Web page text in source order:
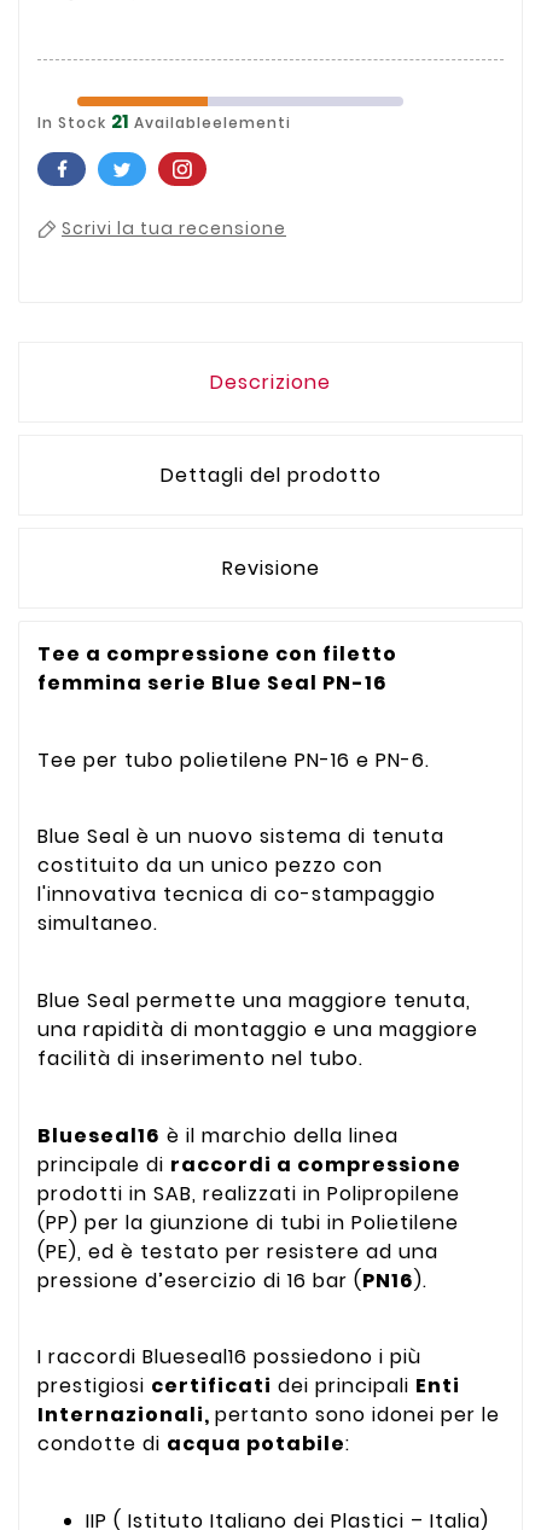
In Stock 21 Availableelementi
Scrivi la tua recensione
Descrizione
Dettagli del prodotto
Revisione
Tee a compressione con filetto
femmina serie Blue Seal PN-16
Tee per tubo polietilene PN-16 e PN-6.
Blue Seal è un nuovo sistema di tenuta
costituito da un unico pezzo con
l'innovativa tecnica di co-stampaggio
simultaneo.
Blue Seal permette una maggiore tenuta,
una rapidità di montaggio e una maggiore
facilità di inserimento nel tubo.
Blueseal16 è il marchio della linea
principale di raccordi a compressione
prodotti in SAB, realizzati in Polipropilene
(PP) per la giunzione di tubi in Polietilene
(PE), ed è testato per resistere ad una
pressione d’esercizio di 16 bar (PN16).
I raccordi Blueseal16 possiedono i più
prestigiosi certificati dei principali Enti
Internazionali, pertanto sono idonei per le
condotte di acqua potabile:
IIP ( Istituto Italiano dei Plastici – Italia)